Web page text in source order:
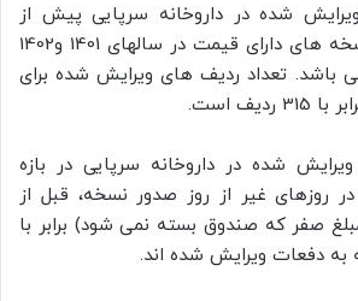
شده در داروخانه سرپایی پیش از
بستن صندوق برای نسخه های دارای قیمت در سالهای 1401 و1402
ردیف می باشد. تعداد ردیف های ویرایش شده برای
است.
شده در داروخانه سرپایی در بازه
سالهای 1401 و 1402 در روزهای غیر از روز صدور نسخه، قبل از
صفر که صندوق بسته نمی شود) برابر با